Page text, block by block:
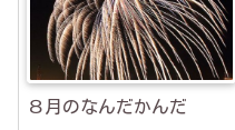
８月のなんだかんだ